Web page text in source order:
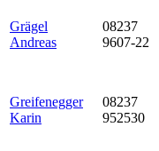
Grägel
Andreas
08237
9607-22
Greifenegger
Karin
08237
952530